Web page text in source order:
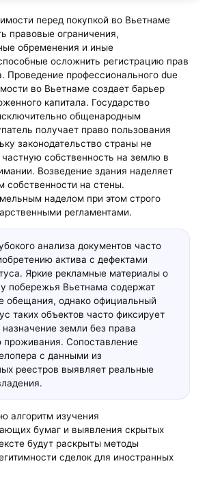
перед покупкой во Вьетнаме
правовые ограничения,
обременения и иные
осложнить регистрацию прав
Проведение профессионального due
во Вьетнаме создает барьер
капитала. Государство
общенародным
получает право пользования
законодательство страны не
частную собственность на землю в
Возведение здания наделяет
собственности на стены.
наделом при этом строго
регламентами.
анализа документов часто
актива с дефектами
Яркие рекламные материалы о
побережья Вьетнама содержат
обещания, однако официальный
таких объектов часто фиксирует
земли без права
проживания. Сопоставление
с данными из
реестров выявляет реальные
алгоритм изучения
бумаг и выявления скрытых
будут раскрыты методы
сделок для иностранных